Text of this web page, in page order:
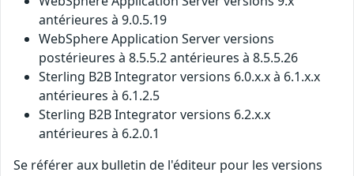
antérieures à 9.0.5.19
WebSphere Application Server versions
postérieures à 8.5.5.2 antérieures à 8.5.5.26
Sterling B2B Integrator versions 6.0.x.x à 6.1.x.x
antérieures à 6.1.2.5
Sterling B2B Integrator versions 6.2.x.x
antérieures à 6.2.0.1
Se référer aux bulletin de l'éditeur pour les versions